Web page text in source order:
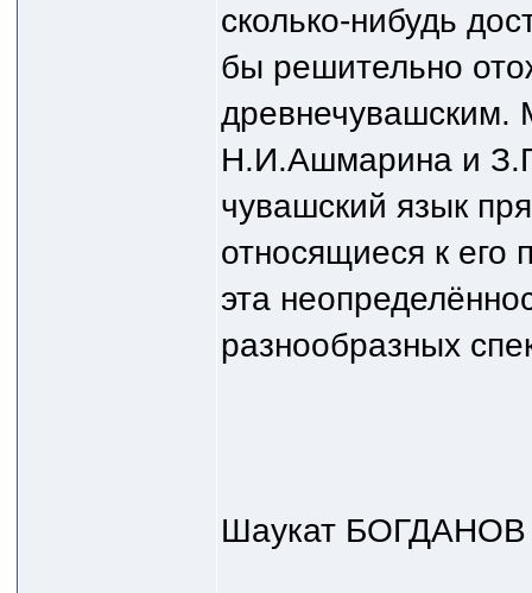
сколько-нибудь
бы решительно
древнечувашским.
Н.И.Ашмарина и
чувашский язык
относящиеся к его
эта
разнообразных
Шаукат БОГДАНОВ